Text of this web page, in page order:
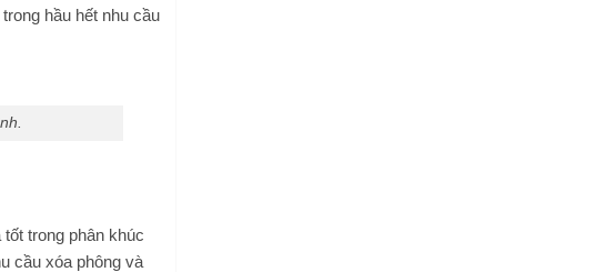
hầu hết nhu cầu
trong phân khúc
cầu xóa phông và